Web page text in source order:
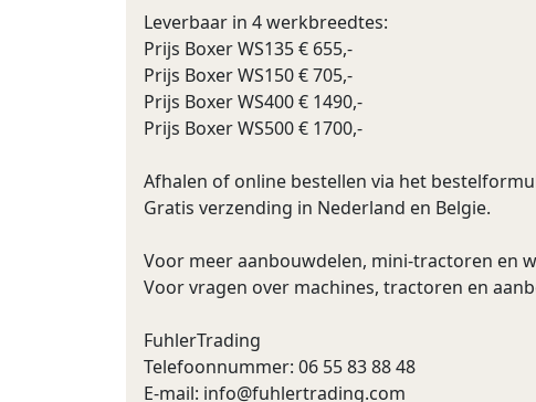
Leverbaar in 4 werkbreedtes:
Prijs Boxer WS135 € 655,-
Prijs Boxer WS150 € 705,-
Prijs Boxer WS400 € 1490,-
Prijs Boxer WS500 € 1700,-
Afhalen of online bestellen via het
Gratis verzending in Nederland en Belgie.
Voor meer aanbouwdelen, mini-tractoren en
Voor vragen over machines, tractoren en
FuhlerTrading
Telefoonnummer: 06 55 83 88 48
E-mail: info@fuhlertrading.com